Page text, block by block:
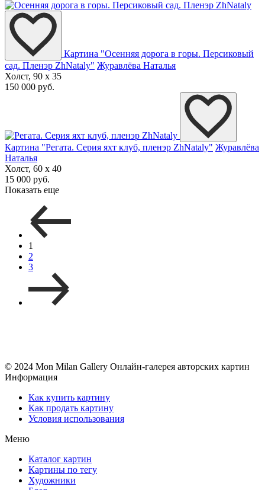
Картина "Осенняя дорога в горы. Персиковый
сад. Пленэр ZhNataly" Журавлёва Наталья
Холст, 90 x 35
150 000 руб.
Картина "Регата. Серия яхт клуб, пленэр ZhNataly" Журавлёва
Наталья
Холст, 60 x 40
15 000 руб.
Показать еще
1
2
3
© 2024 Mon Milan Gallery Онлайн-галерея авторских картин
Информация
Как купить картину
Как продать картину
Условия использования
Меню
Каталог картин
Картины по тегу
Художники